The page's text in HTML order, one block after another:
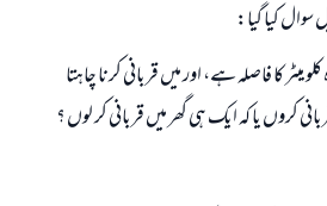
كيا گيا:
كا فاصلہ ہے، اور ميں قربانى كرنا چاہتا
كروں يا كہ ايك ہى گھر ميں قربانى كر لوں ؟